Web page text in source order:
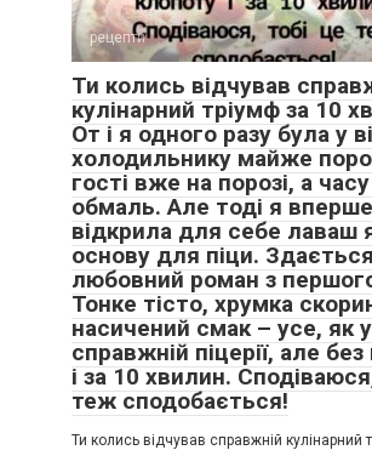
рецепти
Ти колись відчував
кулінарний тріумф за 10
От і я одного разу була у
холодильнику майже
гості вже на порозі, а
обмаль. Але тоді я вперше
відкрила для себе лаваш
основу для піци.
любовний роман з
Тонке тісто, хрумка
насичений смак – усе, як у
справжній піцерії, але
і за 10 хвилин.
теж сподобається!
Ти колись відчував справжній кулінарний